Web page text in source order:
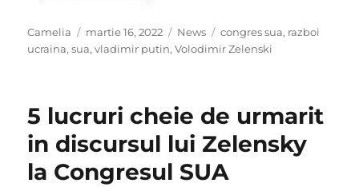
Author
Camelia
Posted
on
martie 16, 2022 Categories
News Tags
congres sua, razboi
ucraina,sua,vladimir putin,Volodimir Zelenski
5 lucruri cheie de urmarit
in discursul lui Zelensky
la Congresul SUA